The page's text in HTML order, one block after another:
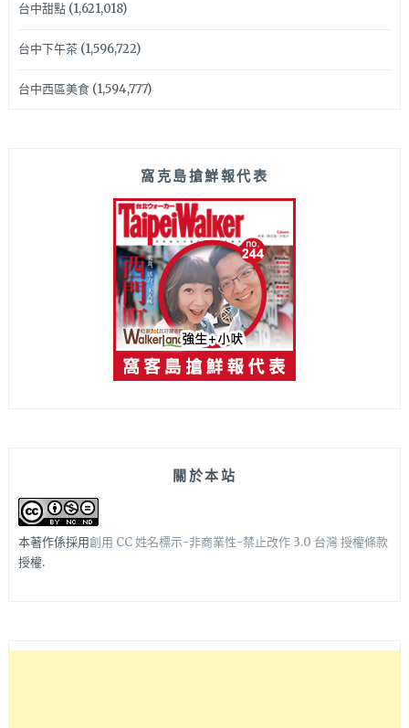
台中甜點(1,621,018)
台中下午茶(1,596,722)
台中西區美食(1,594,777)
窩克島搶鮮報代表
關於本站
本著作係採用創用 CC 姓名標示-非商業性-禁止改作 3.0 台灣 授權條款
授權.